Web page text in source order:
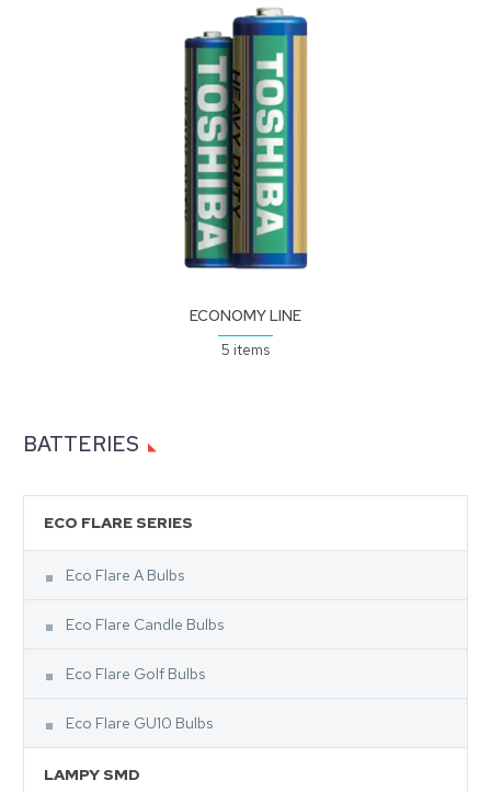
ECONOMY LINE
5 items
BATTERIES
ECO FLARE SERIES
Eco Flare A Bulbs
Eco Flare Candle Bulbs
Eco Flare Golf Bulbs
Eco Flare GU10 Bulbs
LAMPY SMD